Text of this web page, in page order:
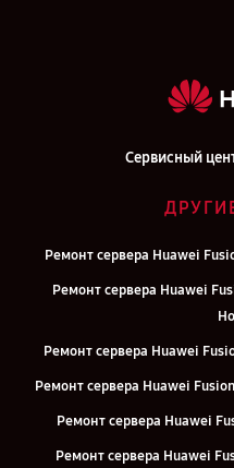
Сервисный
Ремонт сервера Huawei
Ремонт сервера Huawei
Ремонт сервера Huawei
Ремонт сервера Huawei
Ремонт сервера Huawei
Ремонт сервера Huawei